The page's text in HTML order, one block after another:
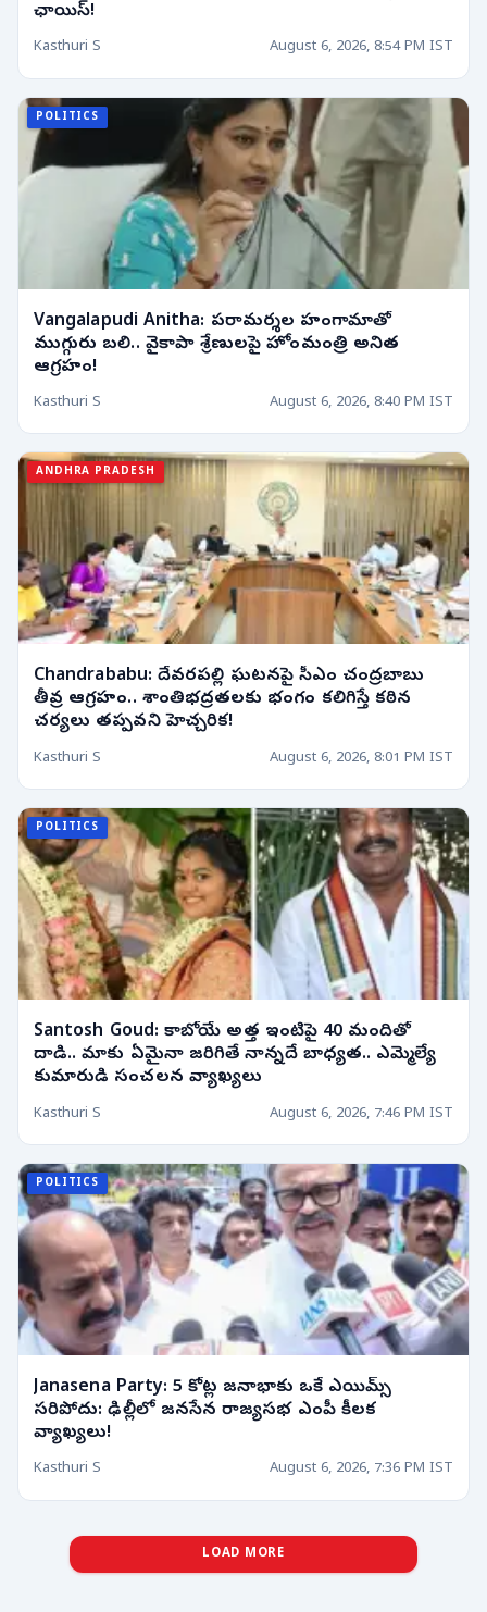
ఛాయిస్!
Kasthuri S August 6, 2026, 8:54 PM IST
POLITICS
Vangalapudi Anitha: పరామర్శల హంగామాతో
ముగ్గురు బలి.. వైకాపా శ్రేణులపై హోంమంత్రి అనిత
ఆగ్రహం!
Kasthuri S August 6, 2026, 8:40 PM IST
ANDHRA PRADESH
Chandrababu: దేవరపల్లి ఘటనపై సీఎం చంద్రబాబు
తీవ్ర ఆగ్రహం.. శాంతిభద్రతలకు భంగం కలిగిస్తే కఠిన
చర్యలు తప్పవని హెచ్చరిక!
Kasthuri S August 6, 2026, 8:01 PM IST
POLITICS
Santosh Goud: కాబోయే అత్త ఇంటిపై 40 మందితో
దాడి.. మాకు ఏమైనా జరిగితే నాన్నదే బాధ్యత.. ఎమ్మెల్యే
కుమారుడి సంచలన వ్యాఖ్యలు
Kasthuri S August 6, 2026, 7:46 PM IST
POLITICS
Janasena Party: 5 కోట్ల జనాభాకు ఒకే ఎయిమ్స్
సరిపోదు: ఢిల్లీలో జనసేన రాజ్యసభ ఎంపీ కీలక
వ్యాఖ్యలు!
Kasthuri S August 6, 2026, 7:36 PM IST
LOAD MORE